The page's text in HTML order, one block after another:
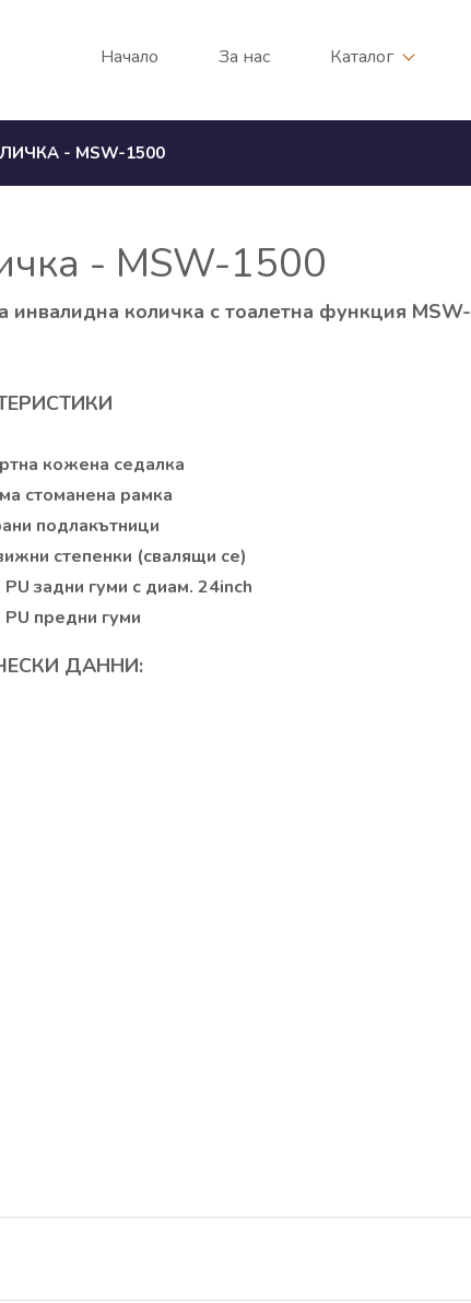
Начало За нас Каталог
- MSW-1500
- MSW-1500
инвалидна количка с тоалетна функция MSW-
кожена седалка
стоманена рамка
подлакътници
степенки (свалящи се)
задни гуми с диам. 24inch
предни гуми
ДАННИ: